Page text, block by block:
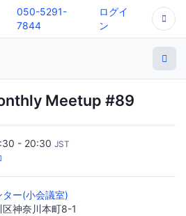
050-5291-
7844
ログイ
ン
Meetup #89
- 20:30 JST
ー(小会議室)
神奈川本町8-1